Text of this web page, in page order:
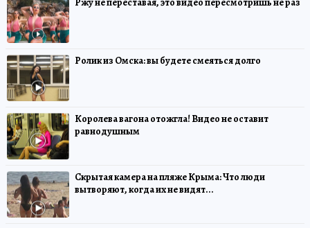
Ролик из Омска: вы будете смеяться долго
Королева вагона отожгла! Видео не оставит
равнодушным
Скрытая камера на пляже Крыма: Что люди
вытворяют, когда их не видят...